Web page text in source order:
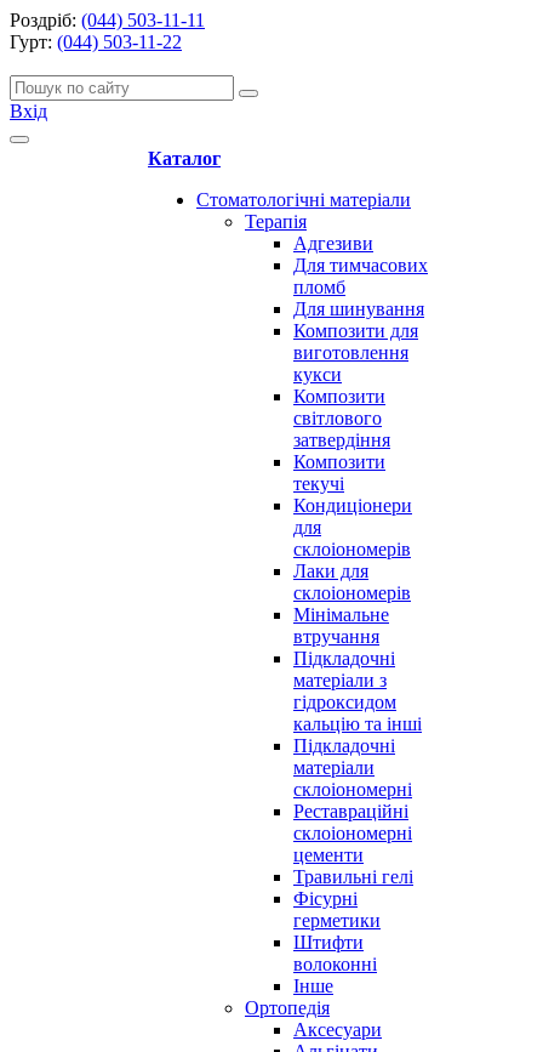
Роздріб: (044) 503-11-11
Гурт: (044) 503-11-22
Вхід
Каталог
Стоматологічні матеріали
Терапія
Адгезиви
Для тимчасових
пломб
Для шинування
Композити для
виготовлення
кукси
Композити
світлового
затвердіння
Композити
текучі
Кондиціонери
для
склоіономерів
Лаки для
склоіономерів
Мінімальне
втручання
Підкладочні
матеріали з
гідроксидом
кальцію та інші
Підкладочні
матеріали
склоіономерні
Реставраційні
склоіономерні
цементи
Травильні гелі
Фісурні
герметики
Штифти
волоконні
Інше
Ортопедія
Аксесуари